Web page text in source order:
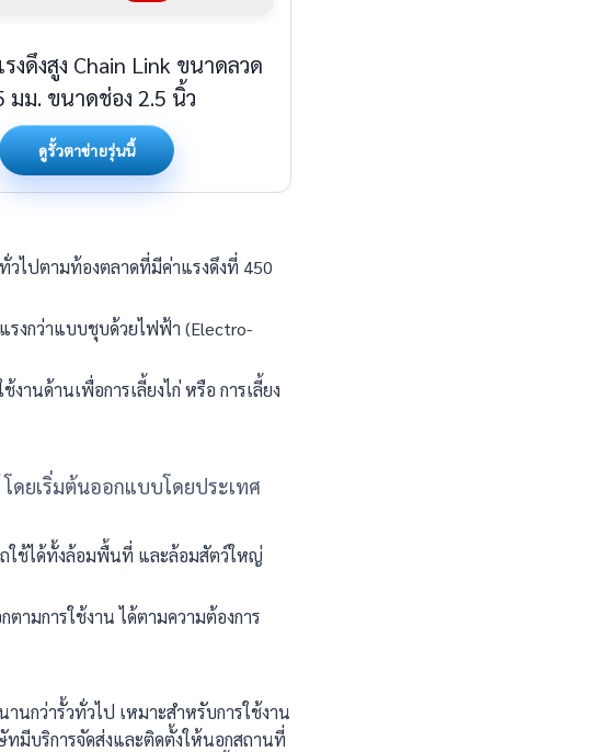
งดึงสูง Chain Link ขนาดลวด
มม. ขนาดช่อง 2.5 นิ้ว
ดูรั้วตาข่ายรุ่นนี้
วไปตามท้องตลาดที่มีค่าแรงดึงที่ 450
รงกว่าแบบชุบด้วยไฟฟ้า (Electro-
านด้านเพื่อการเลี้ยงไก่ หรือ การเลี้ยง
ดยเริ่มต้นออกแบบโดยประเทศ
ใช้ได้ทั้งล้อมพื้นที่ และล้อมสัตว์ใหญ่
ามการใช้งาน ได้ตามความต้องการ
นกว่ารั้วทั่วไป เหมาะสำหรับการใช้งาน
มีบริการจัดส่งและติดตั้งให้นอกสถานที่